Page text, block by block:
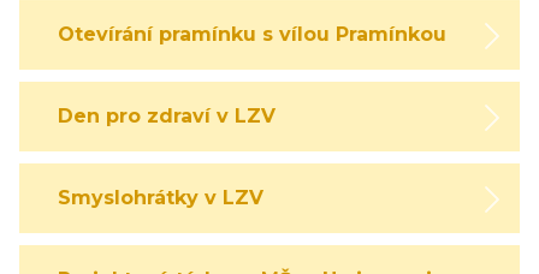
Otevírání pramínku s vílou Pramínkou
Den pro zdraví v LZV
Smyslohrátky v LZV